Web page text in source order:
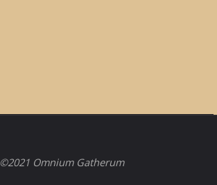
©2021 Omnium Gatherum